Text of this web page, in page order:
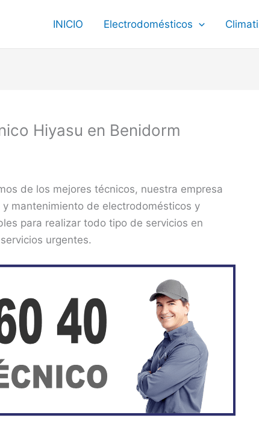
INICIO Electrodomésticos
Hiyasu en Benidorm
de los mejores técnicos, nuestra empresa
mantenimiento de electrodomésticos y
para realizar todo tipo de servicios en
urgentes.